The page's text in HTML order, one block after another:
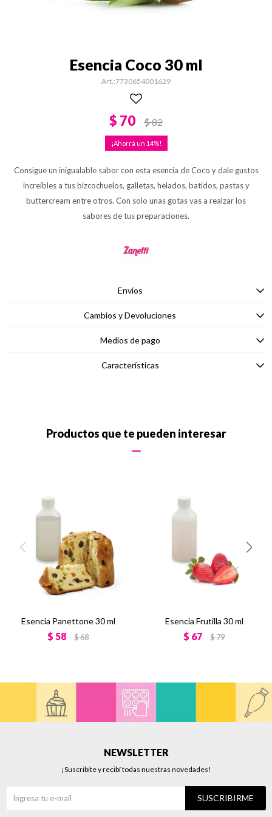
Esencia Coco 30 ml
7730654001629
$ 70 $82
14
Consigue un inigualable sabor con esta esencia de Coco y dale gustos
increíbles a tus bizcochuelos, galletas, helados, batidos, pastas y
buttercream entre otros. Con solo unas gotas vas a realzar los
sabores de tus preparaciones.
Envíos
Cambios y Devoluciones
Medios de pago
Características
Productos que te pueden interesar
Esencia Panettone 30 ml
$ 58 $68
Esencia Frutilla 30 ml
$ 67 $79
NEWSLETTER
¡Suscribite y recibí todas nuestras novedades!
SUSCRIBIRME